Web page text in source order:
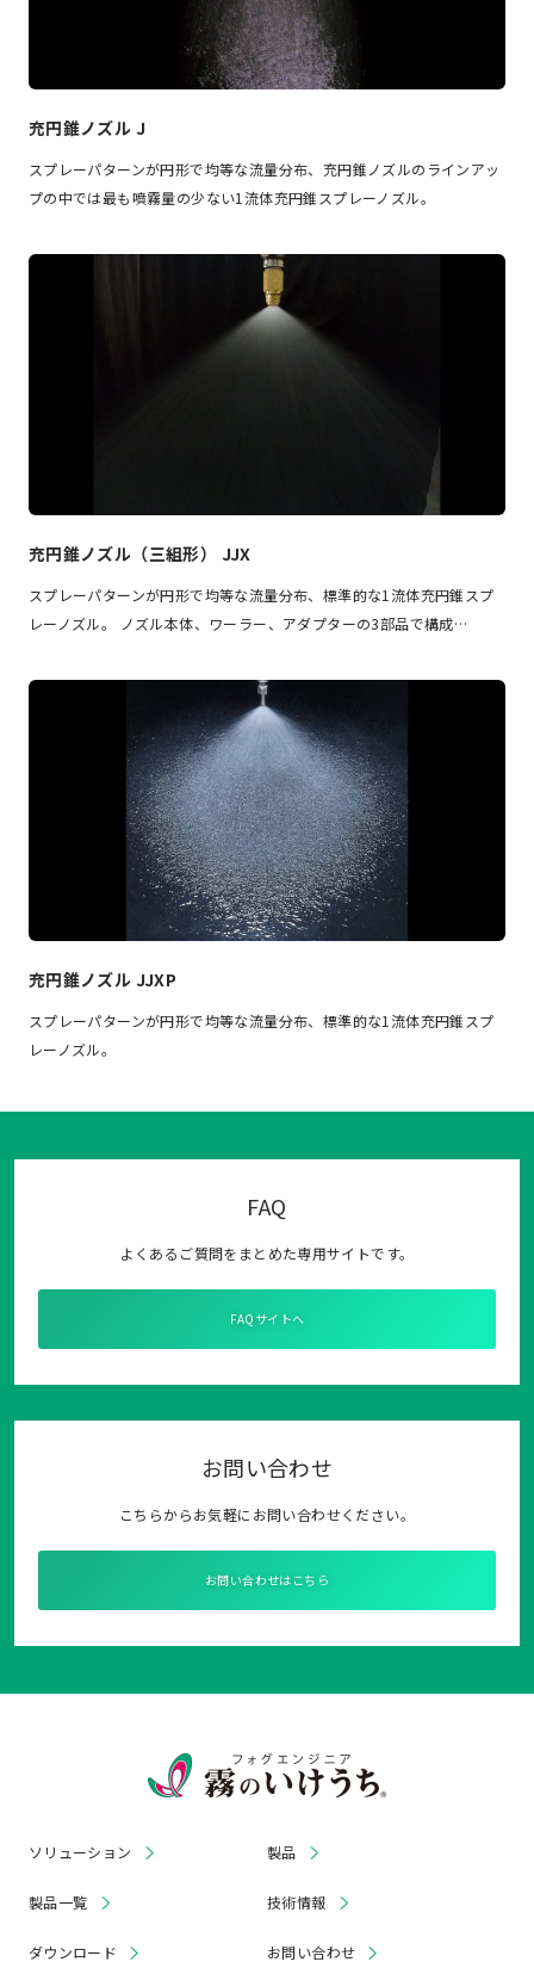
充円錐ノズル J
スプレーパターンが円形で均等な流量分布、充円錐ノズルのラインアッ
プの中では最も噴霧量の少ない1流体充円錐スプレーノズル。
充円錐ノズル（三組形） JJX
スプレーパターンが円形で均等な流量分布、標準的な1流体充円錐スプ
レーノズル。 ノズル本体、ワーラー、アダプターの3部品で構成…
充円錐ノズル JJXP
スプレーパターンが円形で均等な流量分布、標準的な1流体充円錐スプ
レーノズル。
FAQ
よくあるご質問をまとめた専用サイトです。
FAQサイトへ
お問い合わせ
こちらからお気軽にお問い合わせください。
お問い合わせはこちら
ソリューション 製品
製品一覧 技術情報
ダウンロード お問い合わせ